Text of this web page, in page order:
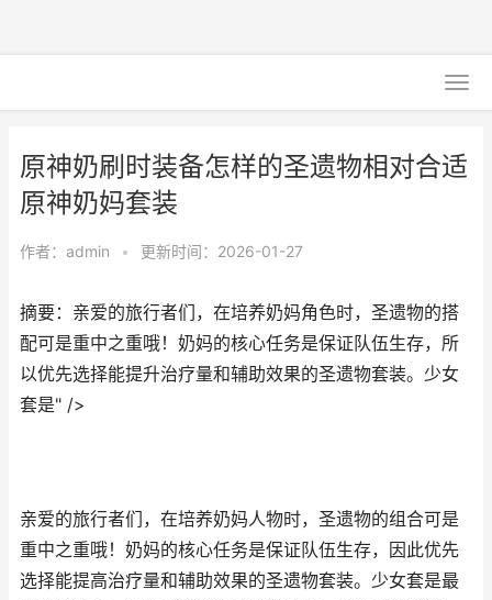
原神奶刷时装备怎样的圣遗物相对合适
原神奶妈套装
作者： admin • 更新时间：2026-01-27
摘要：亲爱的旅行者们，在培养奶妈角色时，圣遗物的搭
配可是重中之重哦！奶妈的核心任务是保证队伍生存，所
以优先选择能提升治疗量和辅助效果的圣遗物套装。少女
套是" />
亲爱的旅行者们，在培养奶妈人物时，圣遗物的组合可是
重中之重哦！奶妈的核心任务是保证队伍生存，因此优先
选择能提高治疗量和辅助效果的圣遗物套装。少女套是最